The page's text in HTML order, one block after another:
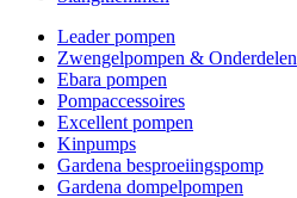
Leader pompen
Zwengelpompen & Onderdelen
Ebara pompen
Pompaccessoires
Excellent pompen
Kinpumps
Gardena besproeiingspomp
Gardena dompelpompen